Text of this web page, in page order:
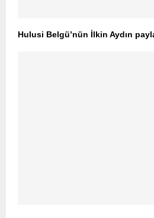
Hulusi Belgü’nün İlkin Aydın